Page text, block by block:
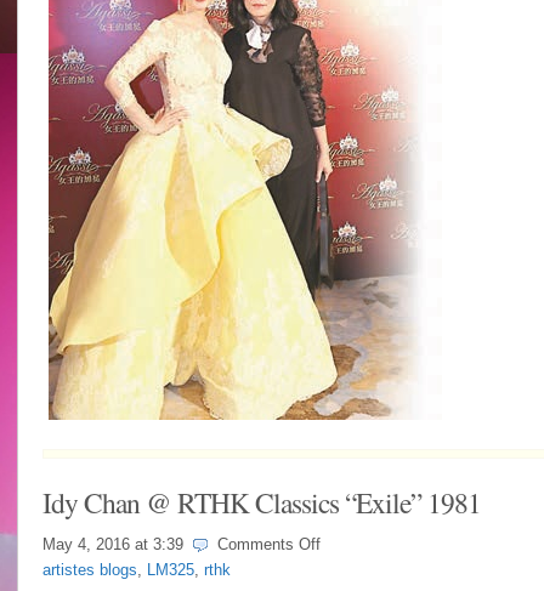
Idy Chan @ RTHK Classics “Exile” 1981
May 4, 2016 at 3:39 Comments Offon
artistes blogs LM325, rthk